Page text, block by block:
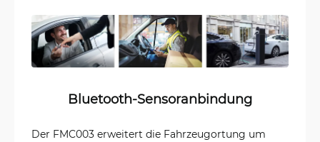
Bluetooth-Sensoranbindung
Der FMC003 erweitert die Fahrzeugortung um